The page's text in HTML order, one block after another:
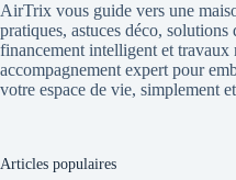
AirTrix vous guide vers une
pratiques, astuces déco, solutions
financement intelligent et travaux
accompagnement expert pour
votre espace de vie, simplement
Articles populaires